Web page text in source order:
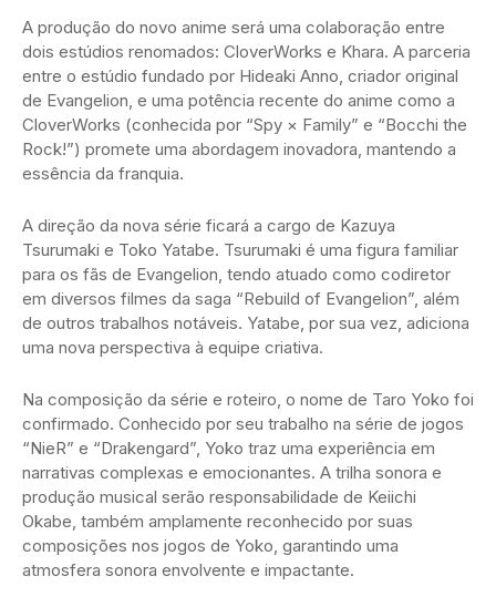
A produção do novo anime será uma colaboração entre
dois estúdios renomados: CloverWorks e Khara. A parceria
entre o estúdio fundado por Hideaki Anno, criador original
de Evangelion, e uma potência recente do anime como a
CloverWorks (conhecida por “Spy × Family” e “Bocchi the
Rock!”) promete uma abordagem inovadora, mantendo a
essência da franquia.
A direção da nova série ficará a cargo de Kazuya
Tsurumaki e Toko Yatabe. Tsurumaki é uma figura familiar
para os fãs de Evangelion, tendo atuado como codiretor
em diversos filmes da saga “Rebuild of Evangelion”, além
de outros trabalhos notáveis. Yatabe, por sua vez, adiciona
uma nova perspectiva à equipe criativa.
Na composição da série e roteiro, o nome de Taro Yoko foi
confirmado. Conhecido por seu trabalho na série de jogos
“NieR” e “Drakengard”, Yoko traz uma experiência em
narrativas complexas e emocionantes. A trilha sonora e
produção musical serão responsabilidade de Keiichi
Okabe, também amplamente reconhecido por suas
composições nos jogos de Yoko, garantindo uma
atmosfera sonora envolvente e impactante.